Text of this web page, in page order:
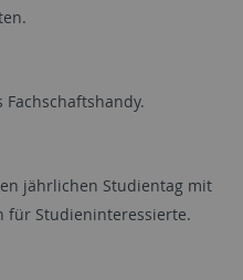
jährlichen Studientag mit
für Studieninteressierte.